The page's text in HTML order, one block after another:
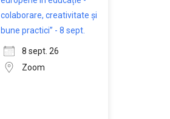
colaborare, creativitate și
bune practici” - 8 sept.
8 sept. 26
Zoom